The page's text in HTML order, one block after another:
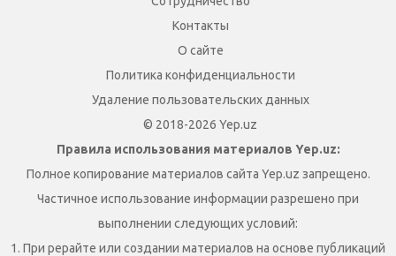
Контакты
О сайте
Политика конфиденциальности
Удаление пользовательских данных
© 2018-2026 Yep.uz
Правила использования материалов Yep.uz:
Полное копирование материалов сайта Yep.uz запрещено.
Частичное использование информации разрешено при
выполнении следующих условий:
1. При рерайте или создании материалов на основе публикаций